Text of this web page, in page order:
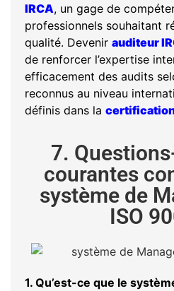
IRCA, un gage de
professionnels souhaitant
qualité. Devenir auditeur
de renforcer l’expertise
efficacement des audits
reconnus au niveau
définis dans la certification
7.
courantes
système de
ISO
1. Qu’est-ce que le